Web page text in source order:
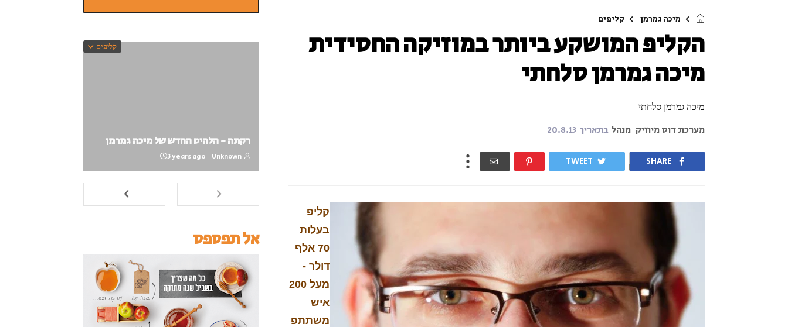
מיכה גמרמן קליפים
הקליפ המושקע ביותר במוזיקה החסידית
מיכה גמרמן סלחתי
מיכה גמרמן סלחתי
מערכת דוס מיוזיק מנהל בתאריך 20.8.13
SHARE
TWEET
קליפ
בעלות
70 אלף
דולר -
מעל 200
איש
משתתפ
קליפים
רקתה - הלהיט החדש של מיכה גמרמן
Unknown
3 years ago
אל תפספס